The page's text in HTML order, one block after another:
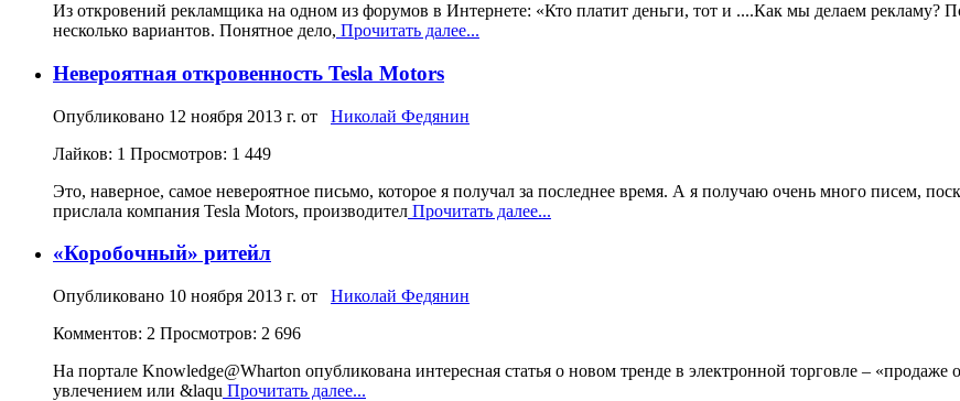
Из откровений рекламщика на одном из форумов в Интернете: «Кто платит деньги, тот и ....Как мы делаем рекламу?
несколько вариантов. Понятное дело, Прочитать далее...
Невероятная откровенность Tesla Motors
Опубликовано 12 ноября 2013 г. от Николай Федянин
Лайков: 1 Просмотров: 1 449
Это, наверное, самое невероятное письмо, которое я получал за последнее время. А я получаю очень много писем,
прислала компания Tesla Motors, производител Прочитать далее...
«Коробочный» ритейл
Опубликовано 10 ноября 2013 г. от Николай Федянин
Комментов: 2 Просмотров: 2 696
На портале Knowledge@Wharton опубликована интересная статья о новом тренде в электронной торговле –
увлечением или &laqu Прочитать далее...